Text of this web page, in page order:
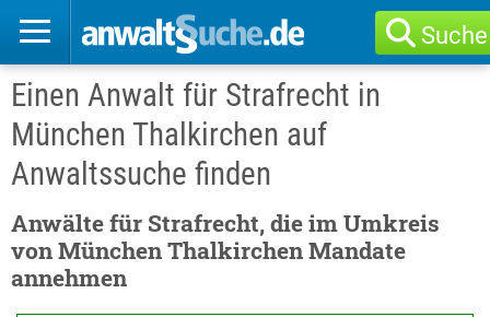
Suche
Einen Anwalt für Strafrecht in
München Thalkirchen auf
Anwaltssuche finden
Anwälte für Strafrecht, die im Umkreis
von München Thalkirchen Mandate
annehmen